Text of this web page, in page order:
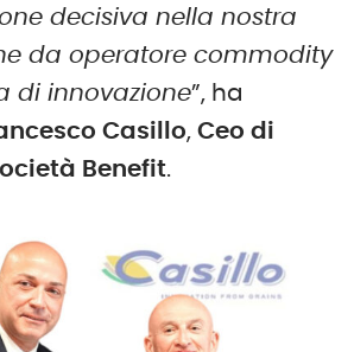
decisiva nella nostra
da operatore commodity
di innovazione”, ha
Casillo, Ceo di
Benefit.